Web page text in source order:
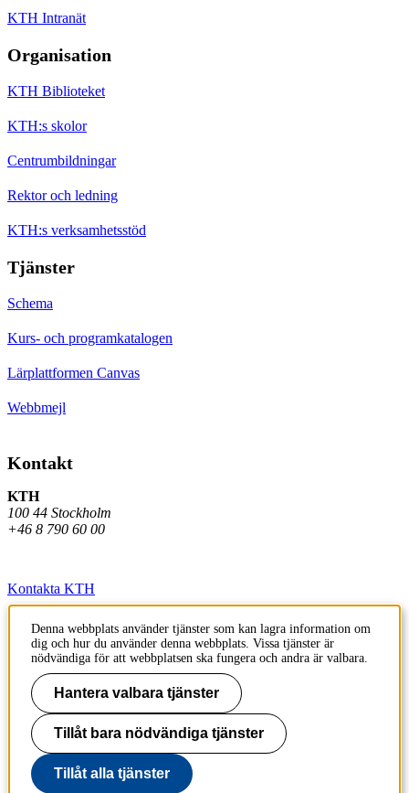
KTH Intranät
Organisation
KTH Biblioteket
KTH:s skolor
Centrumbildningar
Rektor och ledning
KTH:s verksamhetsstöd
Tjänster
Schema
Kurs- och programkatalogen
Lärplattformen Canvas
Webbmejl
Kontakt
KTH
100 44 Stockholm
+46 8 790 60 00
Kontakta KTH
Jobba på KTH
Press och media
Faktura och betalning KTH
Om KTH:s webbplatser
Tillgänglighetsredogörelse
Denna webbplats använder tjänster som kan lagra information om
dig och hur du använder denna webbplats. Vissa tjänster är
nödvändiga för att webbplatsen ska fungera och andra är valbara.
Hantera valbara tjänster
Tillåt bara nödvändiga tjänster
Tillåt alla tjänster